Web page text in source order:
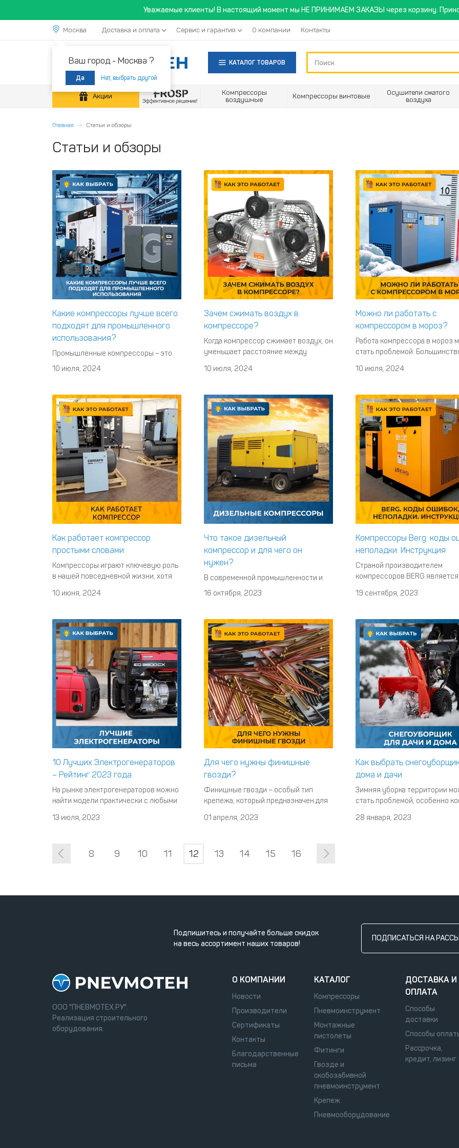
Уважаемые клиенты! В настоящий момент мы НЕ ПРИНИМАЕМ ЗАКАЗЫ через корзину.
Москва
Ваш город - Москва ?
Да Нет, выбрать другой
Доставка и оплата Сервис и гарантия О компании Контакты
КАТАЛОГ ТОВАРОВ
Акции
Компрессоры
воздушные
Компрессоры винтовые
Осушители сжатого
воздуха
Главная Статьи и обзоры
Статьи и обзоры
Какие компрессоры лучше всего
подходят для промышленного
использования?
Промышленные компрессоры – это
профессиональное оборудование
для сжатия атмосферного воздуха.
запитать различные типы
пневмоинструментов. На рынке
можно найти огромное количество
установок разных типов и с разными
сочетаниями характеристик.
Рассмотрим подробнее, как правил
10 июля, 2024
Зачем сжимать воздух в
компрессоре?
Когда компрессор сжимает воздух, он
уменьшает расстояние между
что давление газа повышается.
используемого вами компрессора.
Есть агрегаты, которые сжимают газ
до 2, 6, 8, 10, 20, 40, 200 и даже 500
бар. Чем больше давление, тем б
10 июля, 2024
Можно ли работать с
компрессором в мороз?
Работа компрессора в мороз
стать проблемой.
адаптируют свою продукцию
менее, кое-какие
использовать воздушный
компрессор на холоде есть.
соблюдать все меры
предосторожности, иначе
появляется высокий ри
10 июля, 2024
Как работает компрессор
простыми словами
Компрессоры играют ключевую роль
в нашей повседневной жизни, хотя
присутствия. Они используются в
системах - от холодильников и
кондиционеров до автомобильных
двигателей и промышленных машин.
Но как именно работают
компрессоры? Давайте разберемся в
10 июня, 2024
Что такое дизельный
компрессор и для чего он
нужен?
В современной промышленности и
строительстве специалисты ценят
оборудование, способное
работу в различных условиях.
Дизельные компрессоры, которые вы
можете найти в нашем каталоге,
становятся отличным решением для
поддержания эффективности
разнообразных рабочих
16 октября, 2023
Компрессоры Berg: коды
неполадки. Инструкция
Страной производителем
компрессоров BERG является
жесткие требования к качеству
выпускаемая продукция
гораздо более надежной. Тем
менее от поломок и
не застрахована даже лучшая
техника. НЕПОЛАДКИ, ВОЗНИ
19 сентября, 2023
10 Лучших Электрогенераторов
– Рейтинг 2023 года
На рынке электрогенераторов можно
найти модели практически с любыми
комплектацией. Перед покупателем
генератор? Это достаточно сложный
13 июля, 2023
Для чего нужны финишные
гвозди?
Финишные гвозди – особый тип
крепежа, который предназначен для
отделки. Это напрямую определяет
фиксация вагонки, доски и другой
01 апреля, 2023
Как выбрать
дома и дачи
Зимняя уборка территории
стать проблемой, особенно
снежной. В подобной
28 января, 2023
8 9 10 11 12 13 14 15 16
Подпишитесь и получайте больше скидок
на весь ассортимент наших товаров!
ПОДПИСАТЬСЯ НА
ООО "ПНЕВМОТЕХ.РУ".
Реализация строительного
оборудования.
О КОМПАНИИ
Новости
Производители
Сертификаты
Контакты
Благодарственные
письма
КАТАЛОГ
Компрессоры
Пневмоинструмент
Монтажные
пистолеты
Фитинги
Гвозде и
скобозабивной
пневмоинструмент
Крепеж
Пневмооборудование
ДОСТАВКА И
ОПЛАТА
Способы
доставки
Способы
Рассрочка,
кредит, лизинг